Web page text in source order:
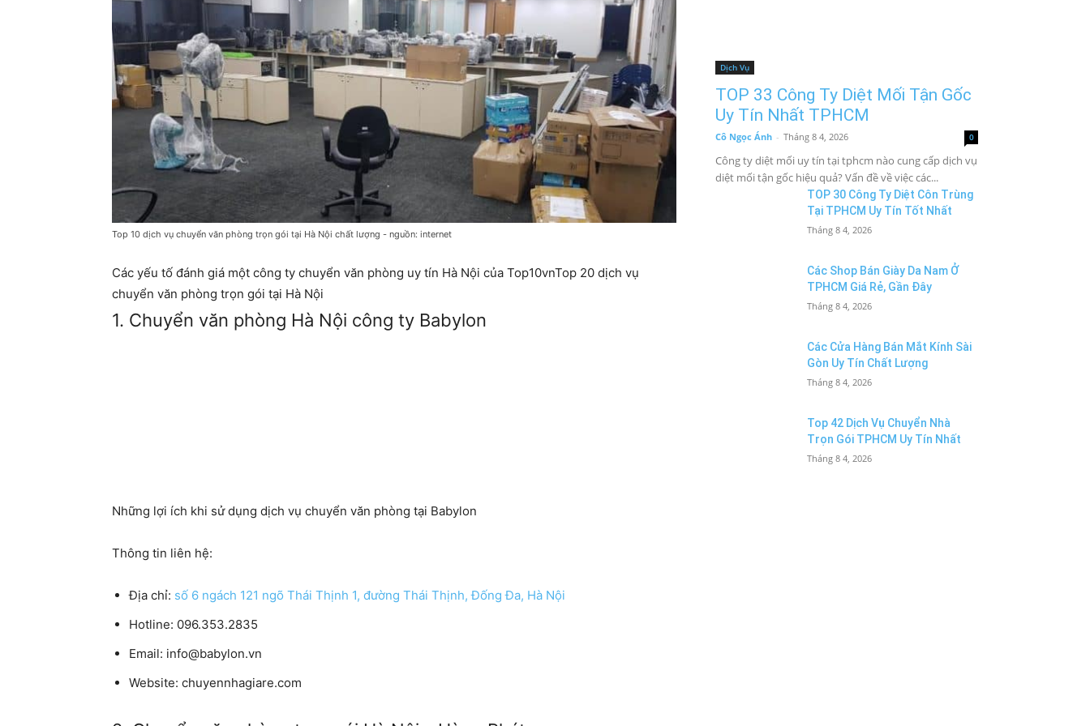
Top 10 dịch vụ chuyển văn phòng trọn gói tại Hà Nội chất lượng - nguồn: internet
Các yếu tố đánh giá một công ty chuyển văn phòng uy tín Hà Nội của Top10vnTop 20 dịch vụ
chuyển văn phòng trọn gói tại Hà Nội
1. Chuyển văn phòng Hà Nội công ty Babylon
Những lợi ích khi sử dụng dịch vụ chuyển văn phòng tại Babylon
Thông tin liên hệ:
Địa chỉ: số 6 ngách 121 ngõ Thái Thịnh 1, đường Thái Thịnh, Đống Đa, Hà Nội
Hotline: 096.353.2835
Email: info@babylon.vn
Website: chuyennhagiare.com
Dịch Vụ
TOP 33 Công Ty Diệt Mối Tận Gốc
Uy Tín Nhất TPHCM
Cô Ngọc Ánh - Tháng 8 4, 2026 0
Công ty diệt mối uy tín tại tphcm nào cung cấp dịch vụ
diệt mối tận gốc hiệu quả? Vấn đề về việc các...
TOP 30 Công Ty Diệt Côn Trùng
Tại TPHCM Uy Tín Tốt Nhất
Tháng 8 4, 2026
Các Shop Bán Giày Da Nam Ở
TPHCM Giá Rẻ, Gần Đây
Tháng 8 4, 2026
Các Cửa Hàng Bán Mắt Kính Sài
Gòn Uy Tín Chất Lượng
Tháng 8 4, 2026
Top 42 Dịch Vụ Chuyển Nhà
Trọn Gói TPHCM Uy Tín Nhất
Tháng 8 4, 2026